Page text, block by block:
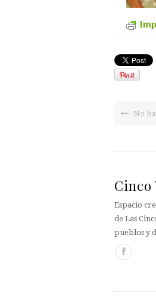
No
Espacio
de Las
pueblos y